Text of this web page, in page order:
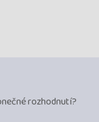
rozhodnutí?